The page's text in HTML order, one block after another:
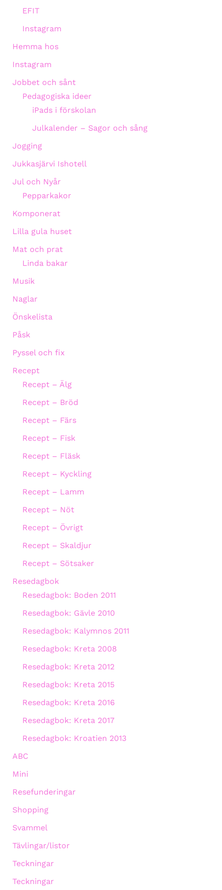
EFIT
Instagram
Hemma hos
Instagram
Jobbet och sånt
Pedagogiska ideer
iPads i förskolan
Julkalender – Sagor och sång
Jogging
Jukkasjärvi Ishotell
Jul och Nyår
Pepparkakor
Komponerat
Lilla gula huset
Mat och prat
Linda bakar
Musik
Naglar
Önskelista
Påsk
Pyssel och fix
Recept
Recept – Älg
Recept – Bröd
Recept – Färs
Recept – Fisk
Recept – Fläsk
Recept – Kyckling
Recept – Lamm
Recept – Nöt
Recept – Övrigt
Recept – Skaldjur
Recept – Sötsaker
Resedagbok
Resedagbok: Boden 2011
Resedagbok: Gävle 2010
Resedagbok: Kalymnos 2011
Resedagbok: Kreta 2008
Resedagbok: Kreta 2012
Resedagbok: Kreta 2015
Resedagbok: Kreta 2016
Resedagbok: Kreta 2017
Resedagbok: Kroatien 2013
ABC
Mini
Resefunderingar
Shopping
Svammel
Tävlingar/listor
Teckningar
Teckningar